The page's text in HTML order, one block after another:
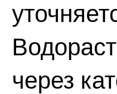
через